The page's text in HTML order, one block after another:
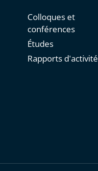
Colloques et
conférences
Études
Rapports d'activité